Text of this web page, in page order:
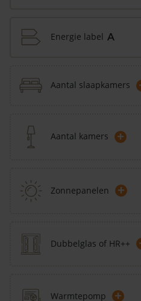
Energie label A
Aantal slaapkamers
Aantal kamers +
Zonnepanelen +
Dubbelglas of HR++
Warmtepomp +